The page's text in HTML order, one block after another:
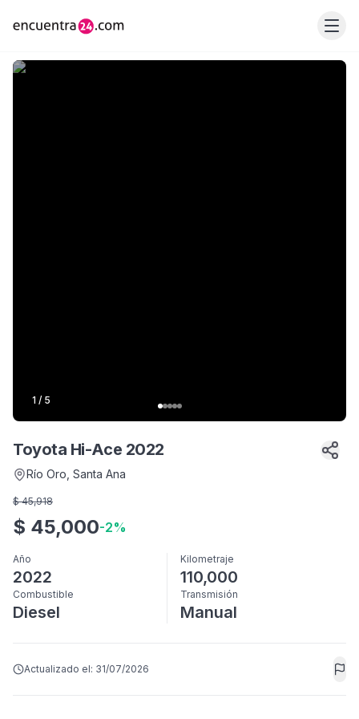
1 / 5
Toyota Hi-Ace 2022
Río Oro , Santa Ana
$ 45,918
$ 45,000-2%
Año
2022
Kilometraje
110,000
Combustible
Diesel
Transmisión
Manual
Actualizado el: 31/07/2026